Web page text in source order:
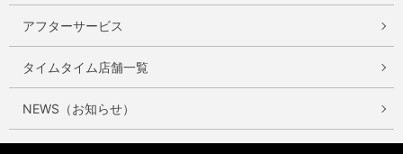
アフターサービス
タイムタイム店舗一覧
NEWS（お知らせ）